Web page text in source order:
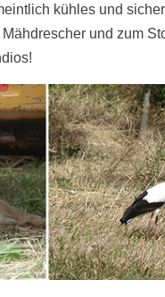
kühles und
und zum